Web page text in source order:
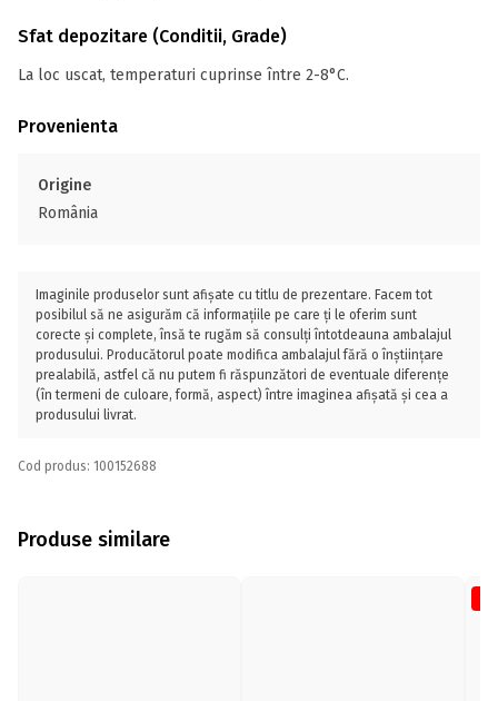
Sfat depozitare (Conditii, Grade)
La loc uscat, temperaturi cuprinse între 2-8°C.
Provenienta
Origine
România
Imaginile produselor sunt afișate cu titlu de prezentare. Facem tot
posibilul să ne asigurăm că informațiile pe care ți le oferim sunt
corecte și complete, însă te rugăm să consulți întotdeauna ambalajul
produsului. Producătorul poate modifica ambalajul fără o înștiințare
prealabilă, astfel că nu putem fi răspunzători de eventuale diferențe
(în termeni de culoare, formă, aspect) între imaginea afișată și cea a
produsului livrat.
Cod produs: 100152688
Produse similare